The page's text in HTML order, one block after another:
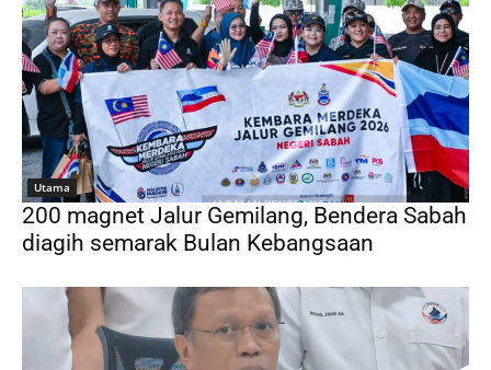
Utama
200 magnet Jalur Gemilang, Bendera Sabah
diagih semarak Bulan Kebangsaan